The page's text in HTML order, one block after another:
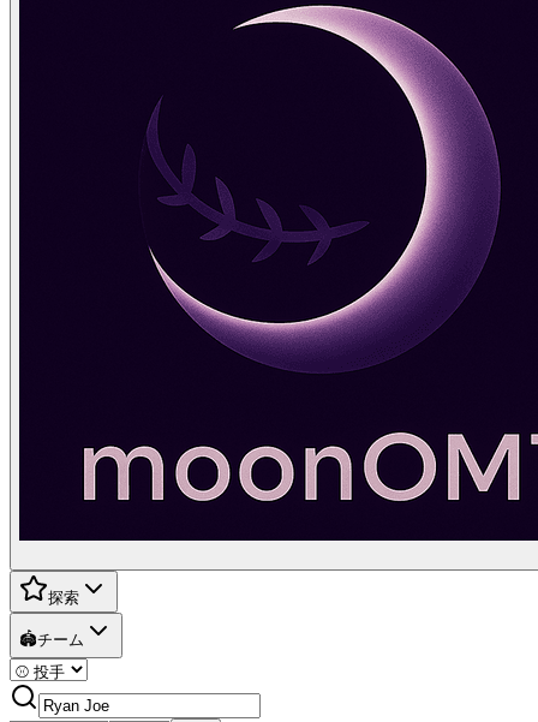
探索
🏟️チーム